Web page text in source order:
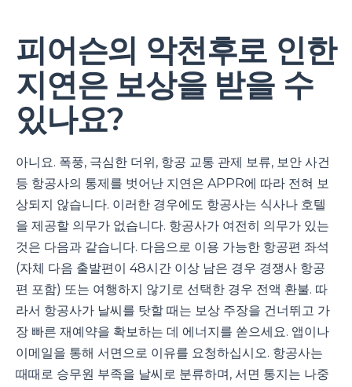
피어슨의 악천후로 인한
지연은 보상을 받을 수
있나요?
아니요. 폭풍, 극심한 더위, 항공 교통 관제 보류, 보안 사건
등 항공사의 통제를 벗어난 지연은 APPR에 따라 전혀 보
상되지 않습니다. 이러한 경우에도 항공사는 식사나 호텔
을 제공할 의무가 없습니다. 항공사가 여전히 의무가 있는
것은 다음과 같습니다. 다음으로 이용 가능한 항공편 좌석
(자체 다음 출발편이 48시간 이상 남은 경우 경쟁사 항공
편 포함) 또는 여행하지 않기로 선택한 경우 전액 환불. 따
라서 항공사가 날씨를 탓할 때는 보상 주장을 건너뛰고 가
장 빠른 재예약을 확보하는 데 에너지를 쏟으세요. 앱이나
이메일을 통해 서면으로 이유를 요청하십시오. 항공사는
때때로 승무원 부족을 날씨로 분류하며, 서면 통지는 나중